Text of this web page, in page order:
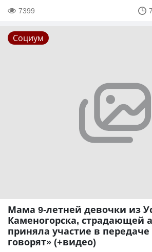
7399
Социум
Мама 9-летней девочки из
Каменогорска, страдающей
приняла участие в передаче
говорят» (+видео)